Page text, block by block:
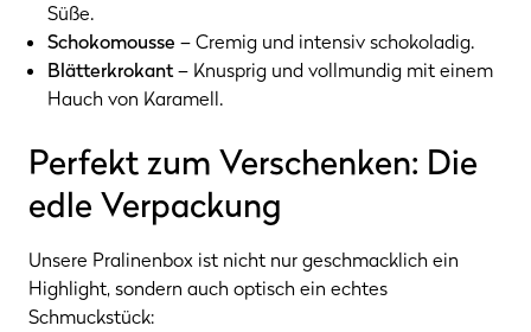
Süße.
Schokomousse – Cremig und intensiv schokoladig.
Blätterkrokant– Knusprig und vollmundig mit einem
Hauch von Karamell.
Perfekt zum Verschenken: Die
edle Verpackung
Unsere Pralinenbox ist nicht nur geschmacklich ein
Highlight, sondern auch optisch ein echtes
Schmuckstück: